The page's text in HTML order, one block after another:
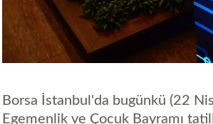
Borsa İstanbul'da bugünkü (22
Egemenlik ve Çocuk Bayramı